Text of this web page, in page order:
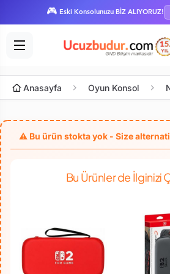
🎮 Eski Konsolunuzu BİZ ALIYORUZ!
Anasayfa Oyun Konsol
Bu Ürünler de İlginizi